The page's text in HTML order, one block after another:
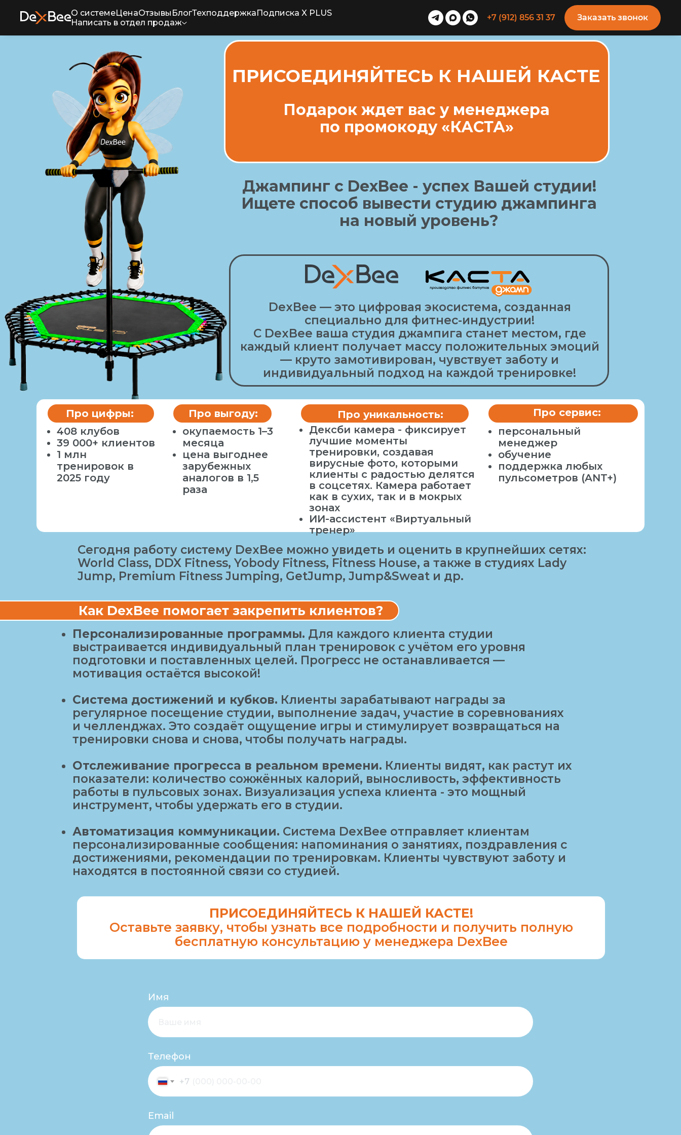
О системеЦенаОтзывы БлогТехподдержкаПодписка X PLUS
Написать в отдел продаж
+7 (912) 856 31 37 Заказать звонок
Подарок ждет вас у менеджера
по промокоду «КАСТА»
ПРИСОЕДИНЯЙТЕСЬ К НАШЕЙ КАСТЕ
Сегодня работу систему DexBee можно увидеть и оценить в крупнейших сетях:
World Class, DDX Fitness, Yobody Fitness, Fitness House, а также в студиях Lady
Jump, Premium Fitness Jumping, GetJump, Jump&Sweat и др.
DexBee — это цифровая экосистема, созданная
специально для фитнес-индустрии!
С DexBee ваша студия джампига станет местом, где
каждый клиент получает массу положительных эмоций
— круто замотивирован, чувствует заботу и
индивидуальный подход на каждой тренировке!
Про выгоду:
Джампинг с DexBee - успех Вашей студии!
Ищете способ вывести студию джампинга
на новый уровень?
окупаемость 1–3
месяца
цена выгоднее
зарубежных
аналогов в 1,5
раза
Про сервис:
персональный
менеджер
обучение
поддержка любых
пульсометров (ANT+)
Как DexBee помогает закрепить клиентов?
ПРИСОЕДИНЯЙТЕСЬ К НАШЕЙ КАСТЕ!
Оставьте заявку, чтобы узнать все подробности и получить полную
бесплатную консультацию у менеджера DexBee
Персонализированные программы. Для каждого клиента студии
выстраивается индивидуальный план тренировок с учётом его уровня
подготовки и поставленных целей. Прогресс не останавливается —
мотивация остаётся высокой!
Система достижений и кубков. Клиенты зарабатывают награды за
регулярное посещение студии, выполнение задач, участие в соревнованиях
и челленджах. Это создаёт ощущение игры и стимулирует возвращаться на
тренировки снова и снова, чтобы получать награды.
Отслеживание прогресса в реальном времени. Клиенты видят, как растут их
показатели: количество сожжённых калорий, выносливость, эффективность
работы в пульсовых зонах. Визуализация успеха клиента - это мощный
инструмент, чтобы удержать его в студии.
Автоматизация коммуникации. Система DexBee отправляет клиентам
персонализированные сообщения: напоминания о занятиях, поздравления с
достижениями, рекомендации по тренировкам. Клиенты чувствуют заботу и
находятся в постоянной связи со студией.
Про уникальность:
Дексби камера - фиксирует
лучшие моменты
тренировки, создавая
вирусные фото, которыми
клиенты с радостью делятся
в соцсетях. Камера работает
как в сухих, так и в мокрых
зонах
ИИ-ассистент «Виртуальный
тренер»
Про цифры:
408 клубов
39 000+ клиентов
1 млн
тренировок в
2025 году
Имя
Телефон
+7
Email